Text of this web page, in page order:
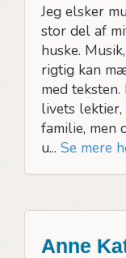
Jeg elsker
stor del af
huske.
rigtig kan
med
livets
familie, men
u... Se mere
Anne